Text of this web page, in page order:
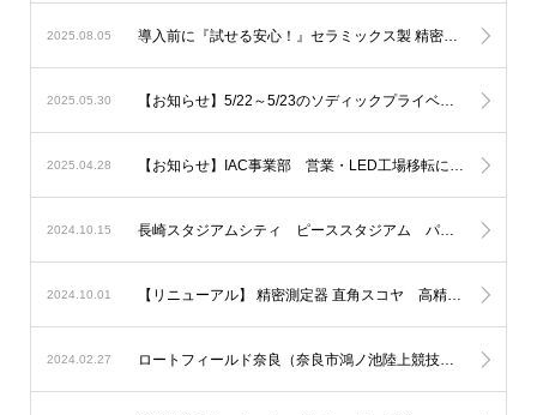
2025.08.05 導入前に『試せる安心！』セラミックス製 精密測定器の無料貸出しサービス
2025.05.30 【お知らせ】5/22～5/23のソディックプライベートショーへ出展しました。
2025.04.28 【お知らせ】IAC事業部 営業・LED工場移転について
2024.10.15 長崎スタジアムシティ ピーススタジアム パートナー企業としてソディックゲートになりました。
2024.10.01 【リニューアル】 精密測定器 直角スコヤ 高精度化＆新モデルを追加
2024.02.27 ロートフィールド奈良（奈良市鴻ノ池陸上競技場）にLED投光器を納入